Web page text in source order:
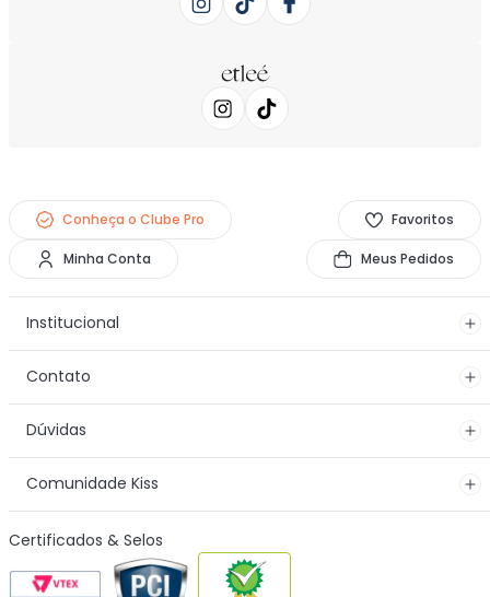
Conheça o Clube Pro Favoritos
Minha Conta Meus Pedidos
Institucional
Contato
Dúvidas
Comunidade Kiss
Certificados & Selos